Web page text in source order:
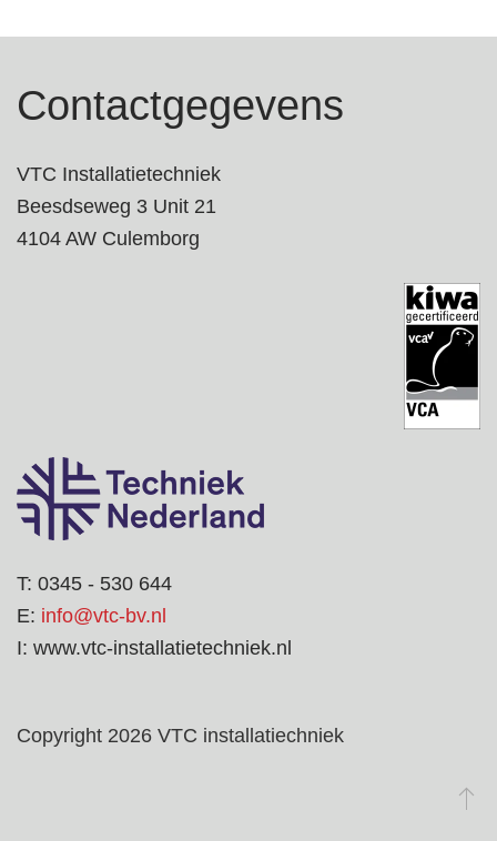
Contactgegevens
VTC Installatietechniek
Beesdseweg 3 Unit 21
4104 AW Culemborg
T: 0345 - 530 644
E: info@vtc-bv.nl
I: www.vtc-installatietechniek.nl
Copyright 2026 VTC installatiechniek